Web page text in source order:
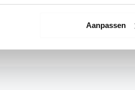
Aanpassen
Holz, Spanplatten, Sperrholz,